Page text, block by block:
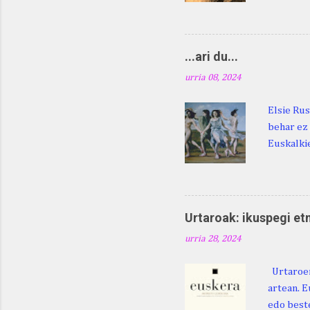
digu
Duhauk
...ari du...
urria 08, 2024
Elsie
behar
ditugu:
zarra da
Martina
Martina .
Urtaroak: ikuspegi
urria 28, 2024
artean.
edo